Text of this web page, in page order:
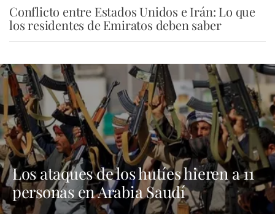
Conflicto entre Estados Unidos e Irán: Lo que
los residentes de Emiratos deben saber
Los ataques de los hutíes hieren a 11
personas en Arabia Saudí